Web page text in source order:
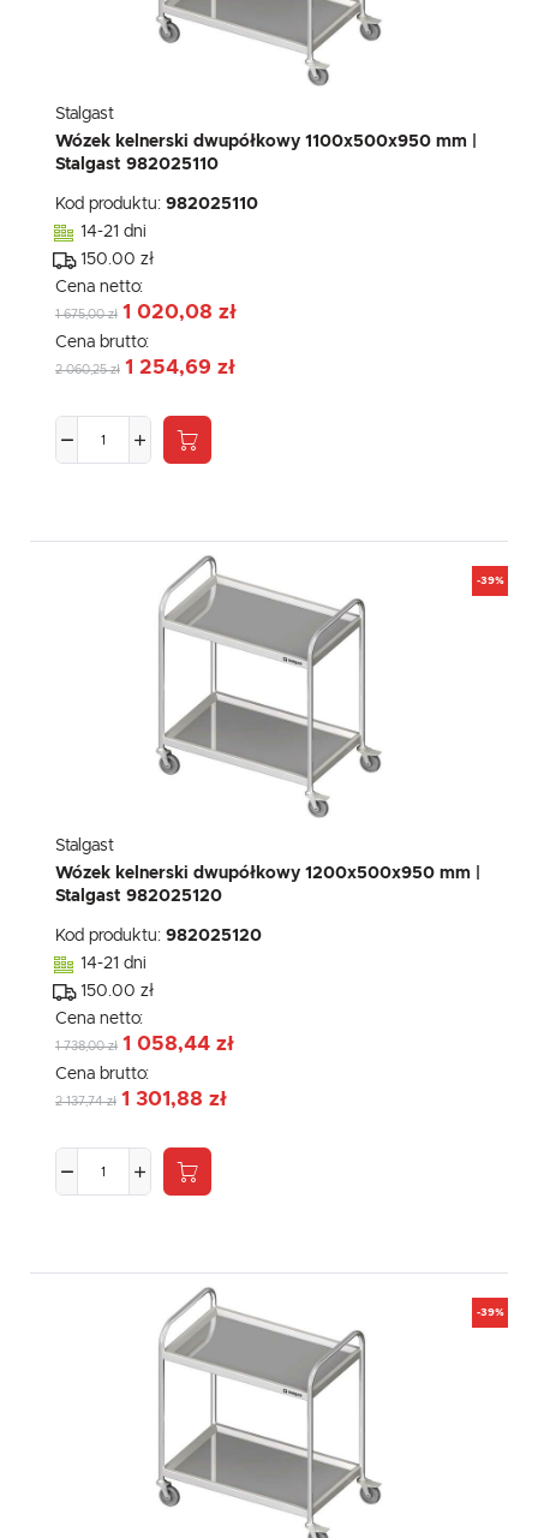
Stalgast
Wózek kelnerski dwupółkowy 1100x500x950 mm |
Stalgast 982025110
Kod produktu: 982025110
14-21 dni
150.00 zł
Cena netto:
1 675,00 zł 1 020,08 zł
Cena brutto:
2 060,25 zł 1 254,69 zł
-39%
Stalgast
Wózek kelnerski dwupółkowy 1200x500x950 mm |
Stalgast 982025120
Kod produktu: 982025120
14-21 dni
150.00 zł
Cena netto:
1 738,00 zł 1 058,44 zł
Cena brutto:
2 137,74 zł 1 301,88 zł
-39%